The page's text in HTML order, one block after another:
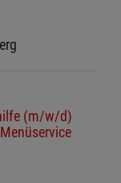
(m/w/d)